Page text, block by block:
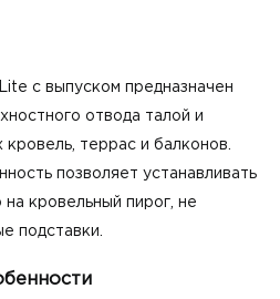
с выпуском предназначен
отвода талой и
террас и балконов.
позволяет устанавливать
кровельный пирог, не
подставки.